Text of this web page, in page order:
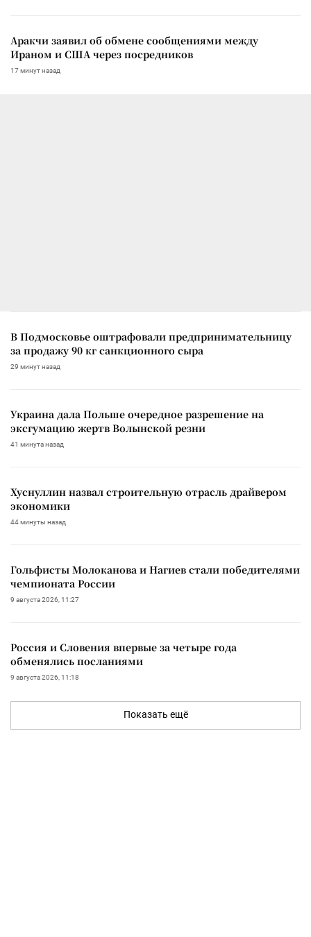
Аракчи заявил об обмене сообщениями между
Ираном и США через посредников
17 минут назад
В Подмосковье оштрафовали предпринимательницу
за продажу 90 кг санкционного сыра
29 минут назад
Украина дала Польше очередное разрешение на
эксгумацию жертв Волынской резни
41 минута назад
Хуснуллин назвал строительную отрасль драйвером
экономики
44 минуты назад
Гольфисты Молоканова и Нагиев стали победителями
чемпионата России
9 августа 2026, 11:27
Россия и Словения впервые за четыре года
обменялись посланиями
9 августа 2026, 11:18
Показать ещё